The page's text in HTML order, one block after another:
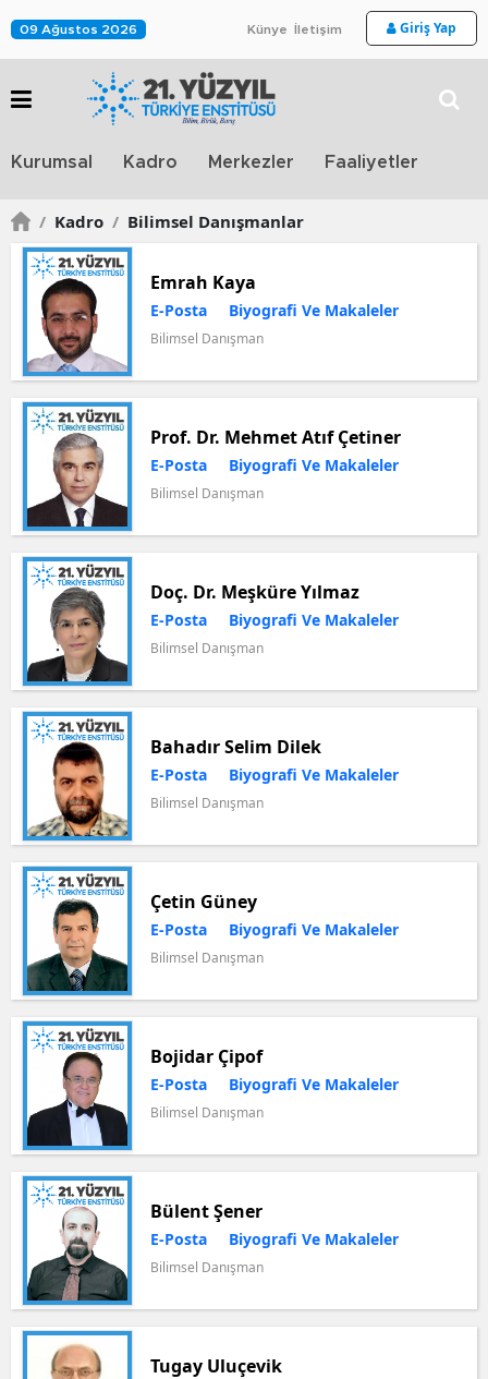
09 Ağustos 2026 Künye İletişim Giriş Yap
Kurumsal Kadro Merkezler Faaliyetler
/ Kadro / Bilimsel Danışmanlar
Emrah Kaya
Bilimsel Danışman
E-Posta Biyografi Ve Makaleler
Prof. Dr. Mehmet Atıf Çetiner
Bilimsel Danışman
E-Posta Biyografi Ve Makaleler
Doç. Dr. Meşküre Yılmaz
Bilimsel Danışman
E-Posta Biyografi Ve Makaleler
Bahadır Selim Dilek
Bilimsel Danışman
E-Posta Biyografi Ve Makaleler
Çetin Güney
Bilimsel Danışman
E-Posta Biyografi Ve Makaleler
Bojidar Çipof
Bilimsel Danışman
E-Posta Biyografi Ve Makaleler
Bülent Şener
Bilimsel Danışman
E-Posta Biyografi Ve Makaleler
Tugay Uluçevik